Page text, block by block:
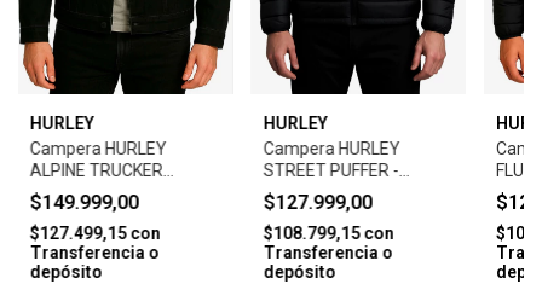
HURLEY
Campera HURLEY
ALPINE TRUCKER
JACKET - BLACK
$149.999,00
$127.499,15con
Transferencia o
depósito
HURLEY
Campera HURLEY
STREET PUFFER -
BLACK
$127.999,00
$108.799,15con
Transferencia o
depósito